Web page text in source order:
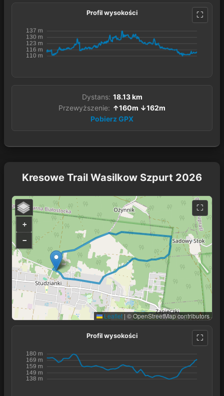
Profil wysokości
Dystans: 18.13 km
Przewyższenie: ↑160m ↓162m
Pobierz GPX
Kresowe Trail Wasilkow Szpurt 2026
+
−
Leaflet | © OpenStreetMap contributors
Profil wysokości